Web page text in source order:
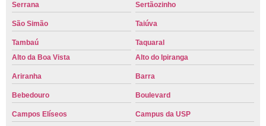
Serrana Sertãozinho
São Simão Taiúva
Tambaú
Taquaral
Alto da Boa Vista
Alto do Ipiranga
Ariranha Barra
Bebedouro Boulevard
Campos Elíseos Campus da USP